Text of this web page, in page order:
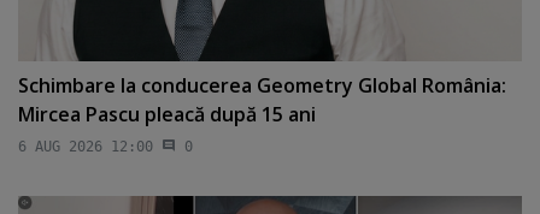
Schimbare la conducerea Geometry Global România:
Mircea Pascu pleacă după 15 ani
6 AUG 2026 12:00 0